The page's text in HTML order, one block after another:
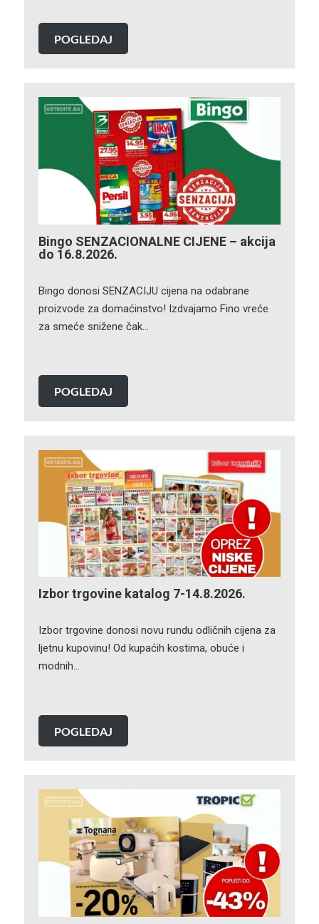
POGLEDAJ
Bingo SENZACIONALNE CIJENE – akcija
do 16.8.2026.
Bingo donosi SENZACIJU cijena na odabrane
proizvode za domaćinstvo! Izdvajamo Fino vreće
za smeće snižene čak…
POGLEDAJ
Izbor trgovine katalog 7-14.8.2026.
Izbor trgovine donosi novu rundu odličnih cijena za
ljetnu kupovinu! Od kupaćih kostima, obuće i
modnih…
POGLEDAJ